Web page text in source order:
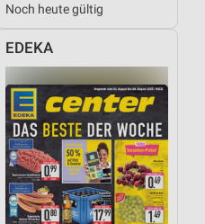
Noch heute gültig
EDEKA